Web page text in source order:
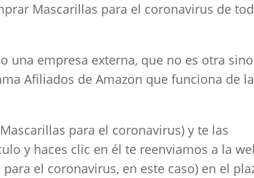
Mascarillas para el coronavirus de
una empresa externa, que no es otra sino
Afiliados de Amazon que funciona de la
para el coronavirus) y te las
y haces clic en él te reenviamos a la
el coronavirus, en este caso) en el